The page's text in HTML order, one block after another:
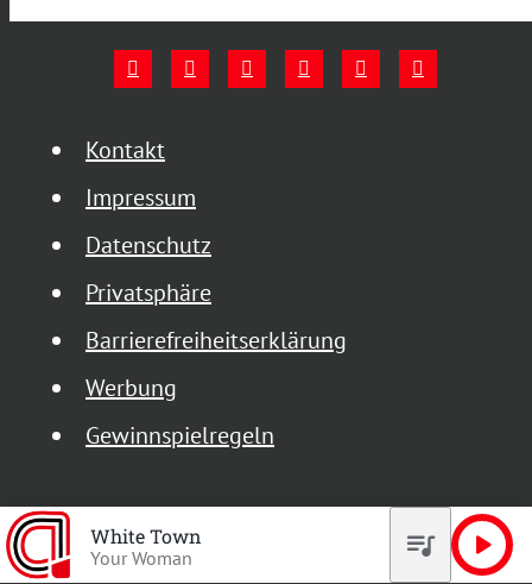
Kontakt
Impressum
Datenschutz
Privatsphäre
Barrierefreiheitserklärung
Werbung
Gewinnspielregeln
White Town
Your Woman play_arrow
queue_music